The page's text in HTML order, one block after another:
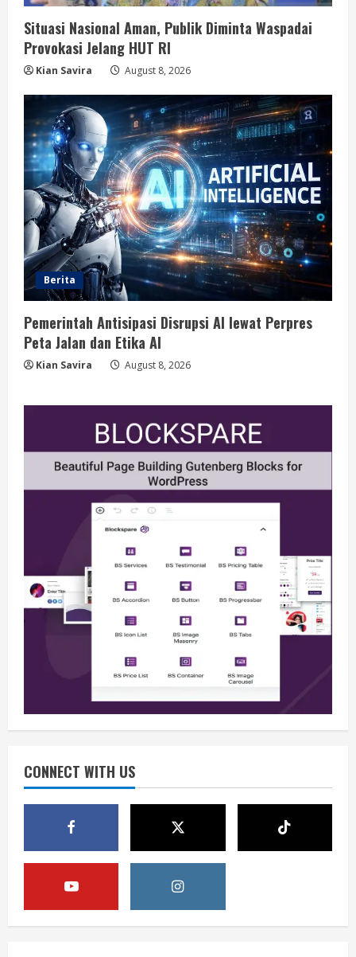
Situasi Nasional Aman, Publik Diminta Waspadai
Provokasi Jelang HUT RI
Kian Savira August 8, 2026
Berita
Pemerintah Antisipasi Disrupsi AI lewat Perpres
Peta Jalan dan Etika AI
Kian Savira August 8, 2026
CONNECT WITH US
Berita
Situasi Nasional Aman, Publik Diminta
Waspadai Provokasi Jelang HUT RI
August 8, 2026
3
Opini
Situasi Nasional Aman Harus Dijaga
HUT RI ke-81 Momentum Menjaga
Stabilitas, Keamanan, dan Optimisme
August 8, 2026